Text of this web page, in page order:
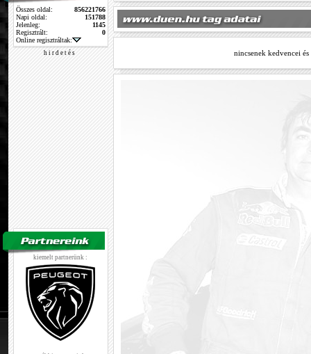
Összes oldal:
856221766
Napi oldal:
151788
Jelenleg:
1145
Regisztrált:
0
Online regisztráltak:
h i r d e t é s
kiemelt partnerünk :
nincsenek kedvencei